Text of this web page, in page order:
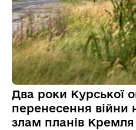
Два роки Курської
перенесення війни
злам планів Кремля